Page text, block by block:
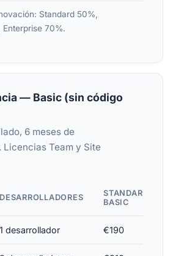
Standard 50%,
70%.
— Basic (sin código
6 meses de
Team y Site
DESARROLLADORES
STANDARD
BASIC
1 desarrollador €190